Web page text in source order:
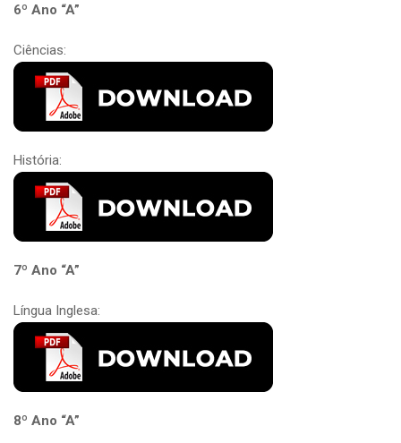
6º Ano “A”
Ciências:
História:
7º Ano “A”
Língua Inglesa:
8º Ano “A”